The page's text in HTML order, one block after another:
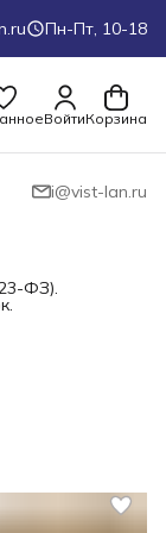
Пн-Пт, 10-18
ВойтиКорзина
i@vist-lan.ru
ФЗ).